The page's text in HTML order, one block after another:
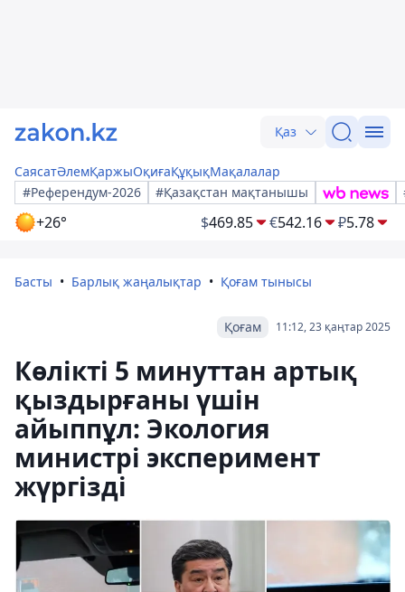
Қаз
СаясатӘлемҚаржыОқиғаҚұқықМақалалар
#Референдум-2026
#Қазақстан мақтанышы
+26° $469.85 €542.16 ₽5.78
Басты Барлық жаңалықтар Қоғам тынысы
11:12, 23 қаңтар 2025
Қоғам
Көлікті 5 минуттан артық
қыздырғаны үшін
айыппұл: Экология
министрі эксперимент
жүргізді